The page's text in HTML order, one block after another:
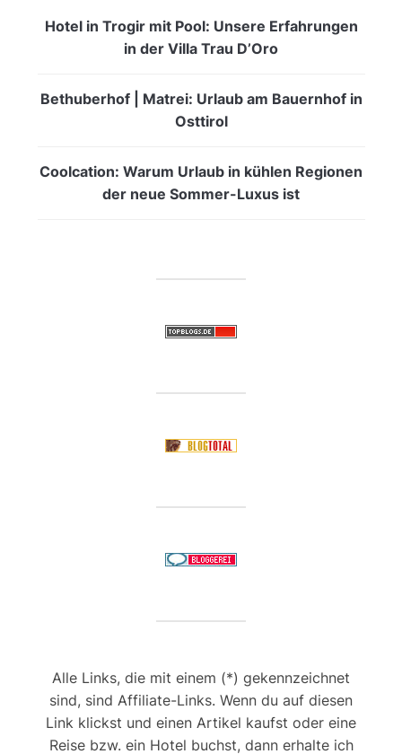
Hotel in Trogir mit Pool: Unsere Erfahrungen
in der Villa Trau D’Oro
Bethuberhof | Matrei: Urlaub am Bauernhof in
Osttirol
Coolcation: Warum Urlaub in kühlen Regionen
der neue Sommer-Luxus ist
Alle Links, die mit einem (*) gekennzeichnet
sind, sind Affiliate-Links. Wenn du auf diesen
Link klickst und einen Artikel kaufst oder eine
Reise bzw. ein Hotel buchst, dann erhalte ich